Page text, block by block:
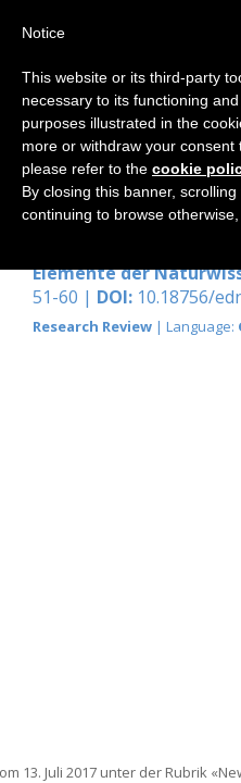
Elemente der
51-60 | DOI: 10.18756/
Research Review | Language:
13. Juli 2017 unter der Rubrik
Notice
This website or its third-party
necessary to its functioning
purposes illustrated in the
more or withdraw your consent
please refer to the cookie
By closing this banner,
continuing to browse